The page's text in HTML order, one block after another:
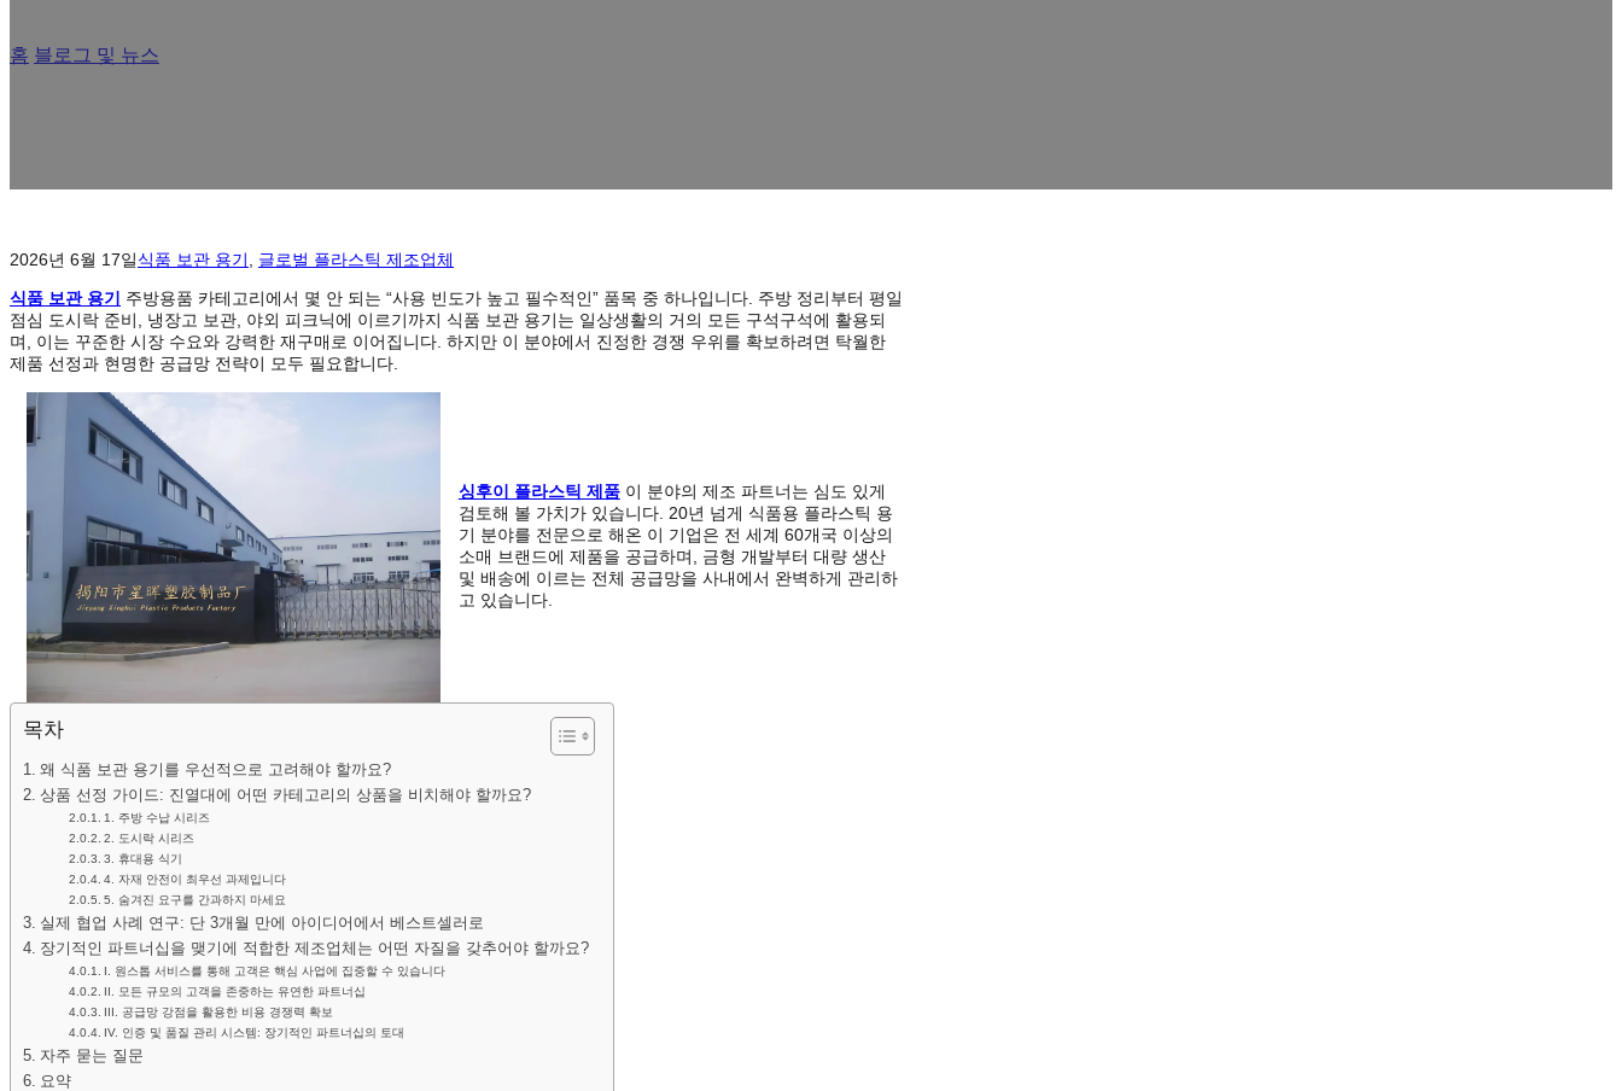
홈 블로그 및 뉴스
2026년 6월 17일식품 보관 용기
글로벌 플라스틱 제조업체
식품 보관 용기
주방용품 카테고리에서 몇 안 되는 “사용 빈도가 높고 필수적인” 품목 중 하나입니다. 주방 정리부터 평일
점심 도시락 준비, 냉장고 보관, 야외 피크닉에 이르기까지 식품 보관 용기는 일상생활의 거의 모든 구석구석에 활용되
며, 이는 꾸준한 시장 수요와 강력한 재구매로 이어집니다. 하지만 이 분야에서 진정한 경쟁 우위를 확보하려면 탁월한
제품 선정과 현명한 공급망 전략이 모두 필요합니다.
싱후이 플라스틱 제품이 분야의 제조 파트너는 심도 있게
검토해 볼 가치가 있습니다. 20년 넘게 식품용 플라스틱 용
기 분야를 전문으로 해온 이 기업은 전 세계 60개국 이상의
소매 브랜드에 제품을 공급하며, 금형 개발부터 대량 생산
및 배송에 이르는 전체 공급망을 사내에서 완벽하게 관리하
고 있습니다.
목차
왜 식품 보관 용기를 우선적으로 고려해야 할까요?
상품 선정 가이드: 진열대에 어떤 카테고리의 상품을 비치해야 할까요?
1. 주방 수납 시리즈
2. 도시락 시리즈
3. 휴대용 식기
4. 자재 안전이 최우선 과제입니다
5. 숨겨진 요구를 간과하지 마세요
실제 협업 사례 연구: 단 3개월 만에 아이디어에서 베스트셀러로
장기적인 파트너십을 맺기에 적합한 제조업체는 어떤 자질을 갖추어야 할까요?
I. 원스톱 서비스를 통해 고객은 핵심 사업에 집중할 수 있습니다
II. 모든 규모의 고객을 존중하는 유연한 파트너십
III. 공급망 강점을 활용한 비용 경쟁력 확보
IV. 인증 및 품질 관리 시스템: 장기적인 파트너십의 토대
자주 묻는 질문
요약